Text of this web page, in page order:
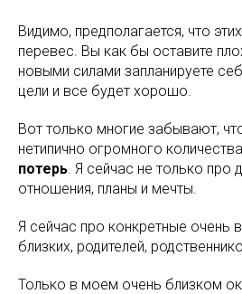
Видимо, предполагается, что
перевес. Вы как бы оставите
новыми силами запланируете
цели и все будет хорошо.
Вот только многие забывают,
нетипично огромного
потерь. Я сейчас не только про
отношения, планы и мечты.
Я сейчас про конкретные очень
близких, родителей,
Только в моем очень близком